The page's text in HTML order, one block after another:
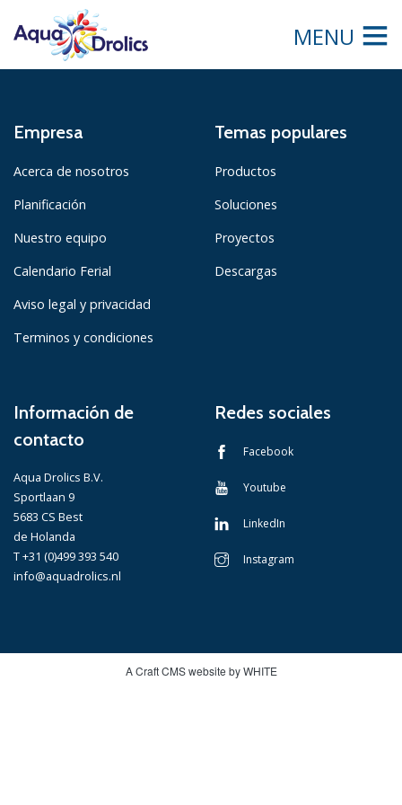
MENU
Empresa
Acerca de nosotros
Planificación
Nuestro equipo
Calendario Ferial
Aviso legal y privacidad
Terminos y condiciones
Temas populares
Productos
Soluciones
Proyectos
Descargas
Información de
contacto
Aqua Drolics B.V.
Sportlaan 9
5683 CS Best
de Holanda
T +31 (0)499 393 540
info@aquadrolics.nl
Redes sociales
Facebook
Youtube
LinkedIn
Instagram
A Craft CMS website by WHITE